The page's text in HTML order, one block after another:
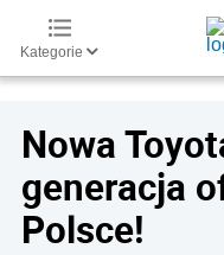
Kategorie
Nowa
generacja
Polsce!